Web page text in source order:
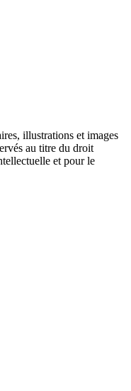
illustrations et images
au titre du droit
et pour le